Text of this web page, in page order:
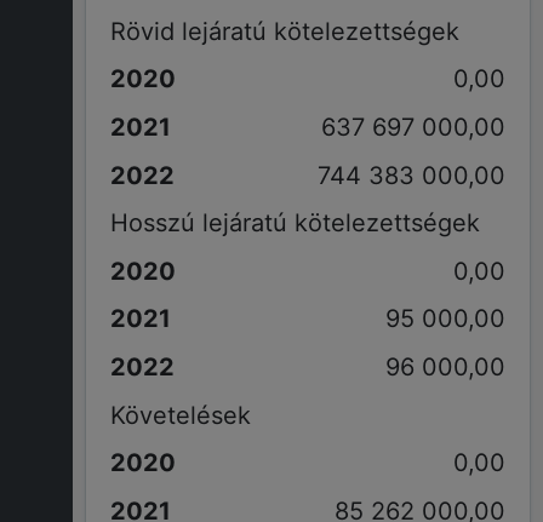
Rövid lejáratú kötelezettségek
0,00
637 697 000,00
744 383 000,00
Hosszú lejáratú kötelezettségek
0,00
95 000,00
96 000,00
Követelések
0,00
85 262 000,00